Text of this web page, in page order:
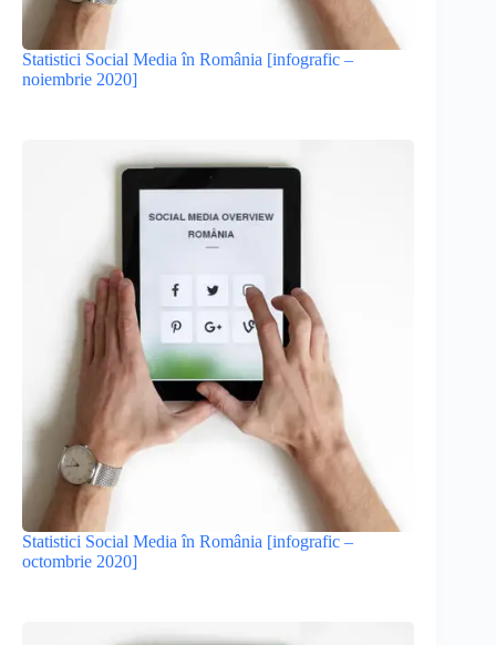
Statistici Social Media în România [infografic –
noiembrie 2020]
Statistici Social Media în România [infografic –
octombrie 2020]